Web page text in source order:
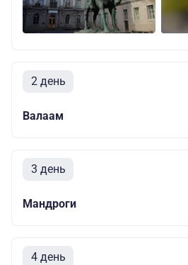
2 день
Валаам
3 день
Мандроги
4 день